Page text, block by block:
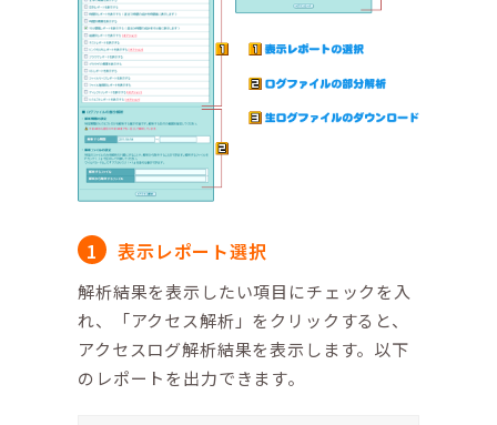
表示レポート選択
解析結果を表示したい項目にチェックを入
れ、「アクセス解析」をクリックすると、
アクセスログ解析結果を表示します。以下
のレポートを出力できます。